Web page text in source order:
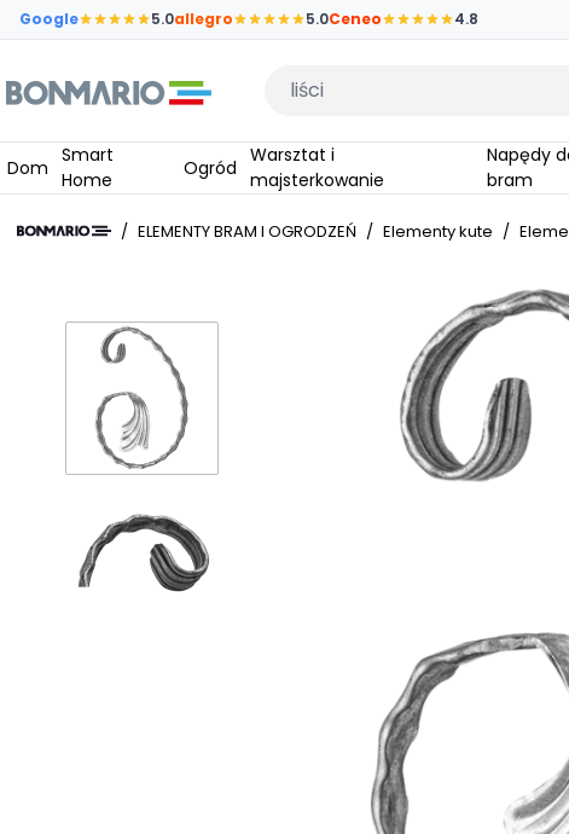
Przejdź do głównej zawartości strony
Google 5.0allegro 5.0Ceneo 4.8
Wpisz czego szukasz
Dom
Smart
Home
Ogród
Warsztat i
majsterkowanie
Napędy do
bram
/ ELEMENTY BRAM I OGRODZEŃ / Elementy kute /